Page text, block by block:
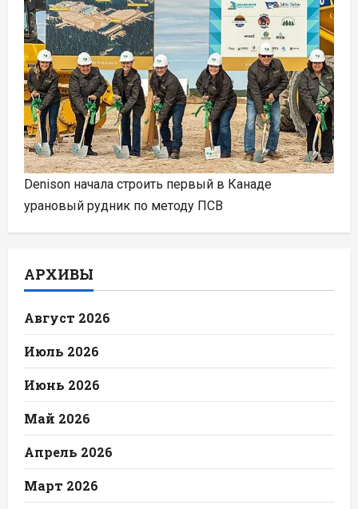
Denison начала строить первый в Канаде
урановый рудник по методу ПСВ
АРХИВЫ
Август 2026
Июль 2026
Июнь 2026
Май 2026
Апрель 2026
Март 2026